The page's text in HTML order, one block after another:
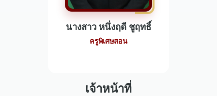
นางสาว หนึ่งฤดี ชูฤทธิ์
ครูพิเศษสอน
เจ้าหน้าที่